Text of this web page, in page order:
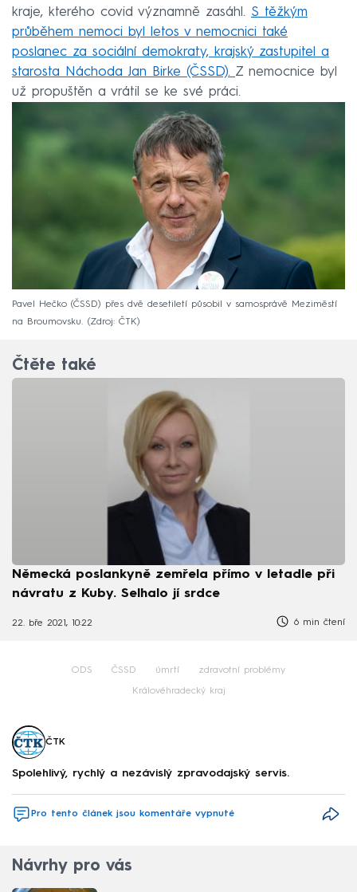
kraje, kterého covid významně zasáhl. S těžkým
průběhem nemoci byl letos v nemocnici také
poslanec za sociální demokraty, krajský zastupitel a
starosta Náchoda Jan Birke (ČSSD). Z nemocnice byl
už propuštěn a vrátil se ke své práci.
Pavel Hečko (ČSSD) přes dvě desetiletí působil v samosprávě Meziměstí
na Broumovsku.
Zdroj: ČTK
Čtěte také
Německá poslankyně zemřela přímo v letadle při
návratu z Kuby. Selhalo jí srdce
22. bře 2021, 10:22 6 min čtení
ODS ČSSD úmrtí zdravotní problémy
Královéhradecký kraj
ČTK
Spolehlivý, rychlý a nezávislý zpravodajský servis.
Pro tento článek jsou komentáře vypnuté
Návrhy pro vás